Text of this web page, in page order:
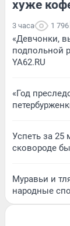
хуже
3 часа 1 796
«Девчонки,
подпольной
YA62.RU
«Год
Успеть за 25
сковороде
Муравьи и
народные